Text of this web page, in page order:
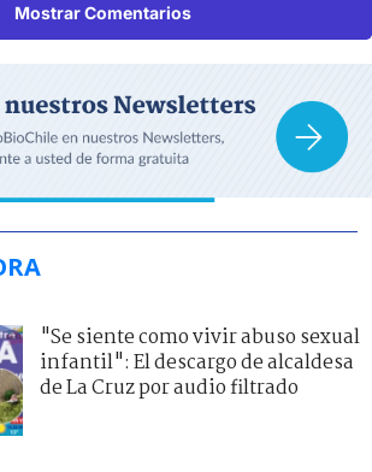
Mostrar Comentarios
"Se siente como vivir abuso sexual
infantil": El descargo de alcaldesa
de La Cruz por audio filtrado